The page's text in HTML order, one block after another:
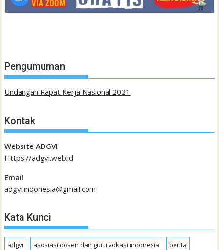
Pengumuman
Undangan Rapat Kerja Nasional 2021
Kontak
Website ADGVI
Https://adgvi.web.id
Email
adgvi.indonesia@gmail.com
Kata Kunci
adgvi asosiasi dosen dan guru vokasi indonesia berita